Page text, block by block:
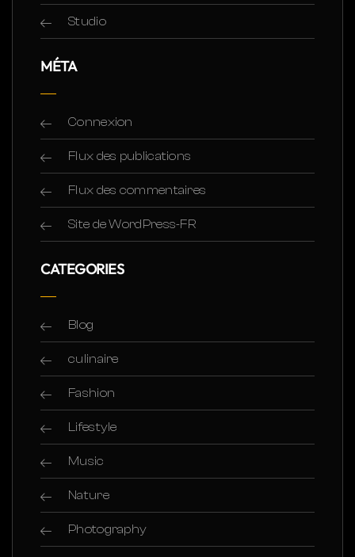
Studio
MÉTA
Connexion
Flux des publications
Flux des commentaires
Site de WordPress-FR
CATEGORIES
Blog
culinaire
Fashion
Lifestyle
Music
Nature
Photography